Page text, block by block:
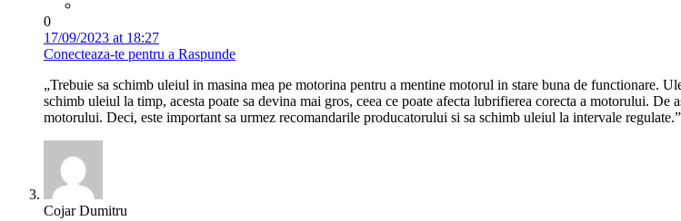
0
17/09/2023 at 18:27
Conecteaza-te pentru a Raspunde
„Trebuie sa schimb uleiul in masina mea pe motorina pentru a mentine motorul in stare buna de functionare.
schimb uleiul la timp, acesta poate sa devina mai gros, ceea ce poate afecta lubrifierea corecta a motorului.
motorului. Deci, este important sa urmez recomandarile producatorului si sa schimb uleiul la intervale regulate.”
Cojar Dumitru